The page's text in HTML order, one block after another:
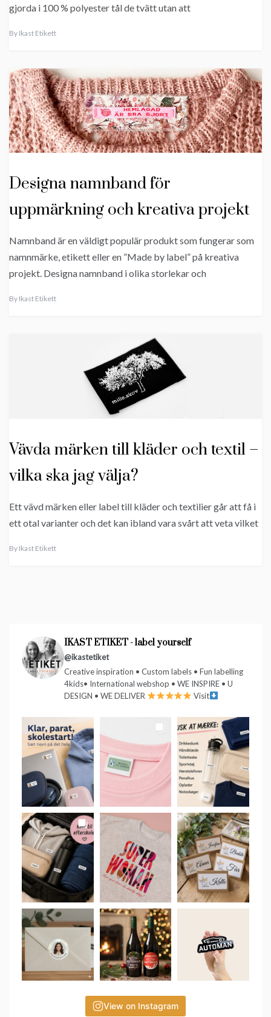
gjorda i 100 % polyester tål de tvätt utan att
By Ikast Etikett
Designa namnband för
uppmärkning och kreativa projekt
Namnband är en väldigt populär produkt som fungerar som
namnmärke, etikett eller en ”Made by label” på kreativa
projekt. Designa namnband i olika storlekar och
By Ikast Etikett
Vävda märken till kläder och textil –
vilka ska jag välja?
Ett vävd märken eller label till kläder och textilier går att få i
ett otal varianter och det kan ibland vara svårt att veta vilket
By Ikast Etikett
IKAST ETIKET - label yourself
@ikastetiket
Creative inspiration • Custom labels • Fun labelling
4kids• International webshop • WE INSPIRE • U
DESIGN • WE DELIVER
Visit
View on Instagram